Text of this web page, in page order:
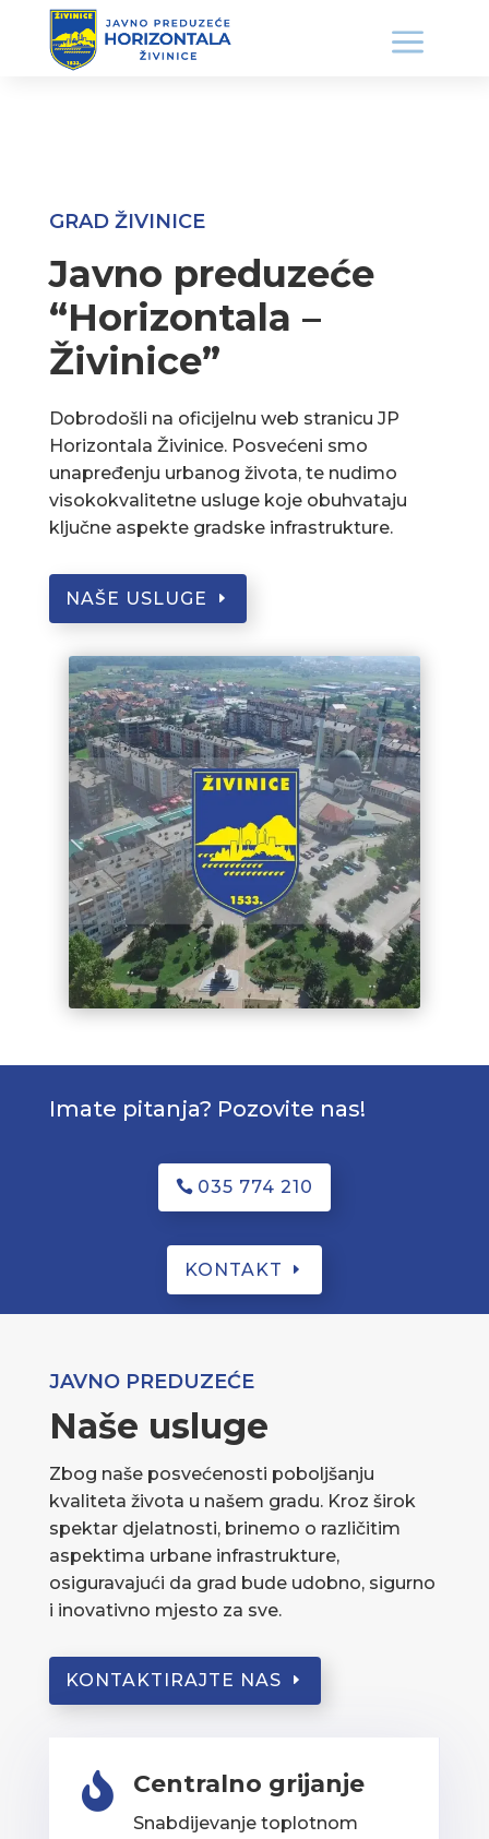
GRAD ŽIVINICE
Javno preduzeće
“Horizontala –
Živinice”
Dobrodošli na oficijelnu web stranicu JP
Horizontala Živinice. Posvećeni smo
unapređenju urbanog života, te nudimo
visokokvalitetne usluge koje obuhvataju
ključne aspekte gradske infrastrukture.
NAŠE USLUGE
Imate pitanja? Pozovite nas!
035 774 210
KONTAKT
JAVNO PREDUZEĆE
Naše usluge
Zbog naše posvećenosti poboljšanju
kvaliteta života u našem gradu. Kroz širok
spektar djelatnosti, brinemo o različitim
aspektima urbane infrastrukture,
osiguravajući da grad bude udobno, sigurno
i inovativno mjesto za sve.
KONTAKTIRAJTE NAS
 Centralno grijanje
Snabdijevanje toplotnom